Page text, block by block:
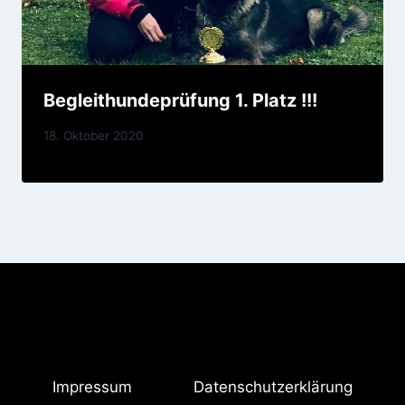
Begleithundeprüfung 1. Platz !!!
Von
18. Oktober 2020
Impressum Datenschutzerklärung